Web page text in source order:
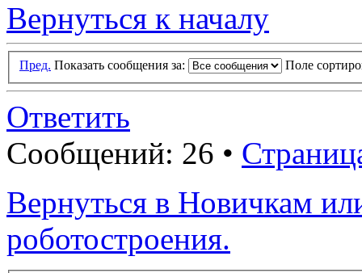
Вернуться к началу
Пред. Показать сообщения за: Поле
Ответить
Сообщений: 26 •
Вернуться в Новичкам
роботостроения.